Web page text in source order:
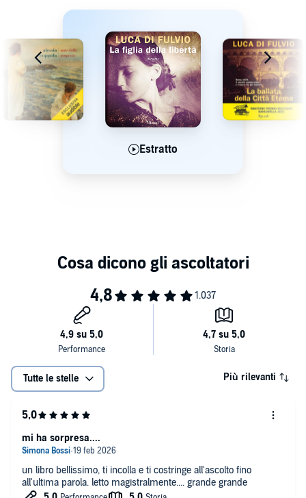
Estratto
Tutte le stelle Più rilevanti
un libro bellissimo, ti incolla e ti costringe all'ascolto fino
all'ultima parola. letto magistralmente.... grande grande
mi ha sorpresa....